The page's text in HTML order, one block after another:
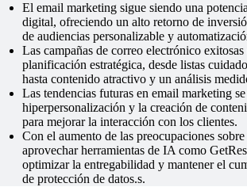
El email marketing sigue siendo una
digital, ofreciendo un alto retorno de
de audiencias personalizable y
Las campañas de correo electrónico
planificación estratégica, desde listas
hasta contenido atractivo y un análisis
Las tendencias futuras en email marketing
hiperpersonalización y la creación de
para mejorar la interacción con los clientes.
Con el aumento de las preocupaciones
aprovechar herramientas de IA como
optimizar la entregabilidad y mantener el
de protección de datos.s.